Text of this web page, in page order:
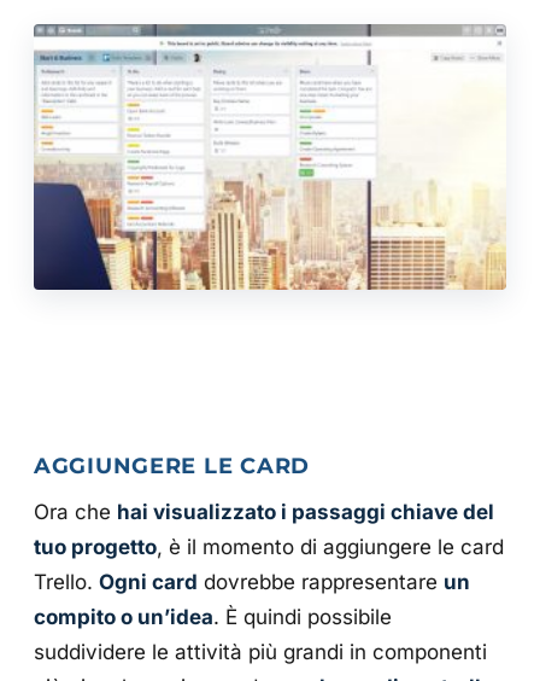
AGGIUNGERE LE CARD
Ora che hai visualizzato i passaggi chiave del
tuo progetto, è il momento di aggiungere le card
Trello. Ogni card dovrebbe rappresentare un
compito o un’idea. È quindi possibile
suddividere le attività più grandi in componenti